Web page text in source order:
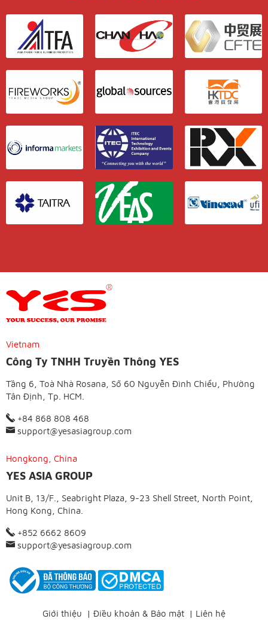
Vietnam
Công Ty TNHH Truyền Thông YES
Tầng 6, Toà Nhà Rosana, Số 60 Nguyễn Đình Chiểu, Phường
Tân Định, Tp. HCM.
+84 868 808 468
support@yesasiagroup.com
Hongkong, China
YES ASIA GROUP
Unit B, 13/F., Seabright Plaza, 9-23 Shell Street, North Point,
Hong Kong, China.
+852 6662 8609
support@yesasiagroup.com
Giới thiệu | Điều khoản & Bảo mật | Liên hệ